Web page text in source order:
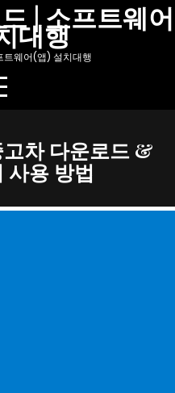
| 소프트웨어
대행
트웨어(앱) 설치대행
차 다운로드 &
사용 방법